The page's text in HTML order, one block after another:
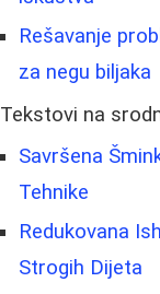
Rešavanje
za negu biljaka
Tekstovi na
Savršena
Tehnike
Redukovana
Strogih Dijeta